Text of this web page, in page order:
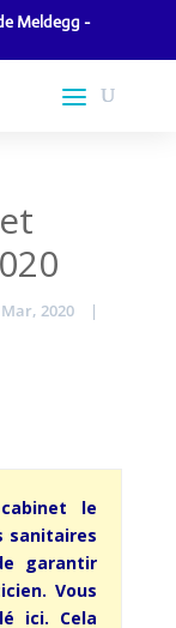
Meldegg -
2020
|
le
sanitaires
garantir
Vous
ici. Cela